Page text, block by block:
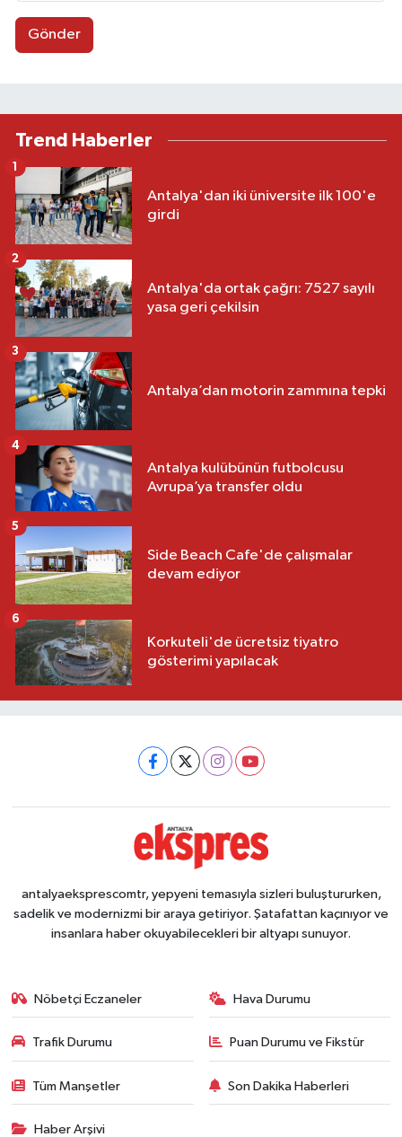
Gönder
Trend Haberler
Antalya'dan iki üniversite ilk 100'e
girdi
1
Antalya'da ortak çağrı: 7527 sayılı
yasa geri çekilsin
2
Antalya’dan motorin zammına tepki
3
Antalya kulübünün futbolcusu
Avrupa’ya transfer oldu
4
Side Beach Cafe'de çalışmalar
devam ediyor
5
Korkuteli'de ücretsiz tiyatro
gösterimi yapılacak
6
antalyaeksprescomtr, yepyeni temasıyla sizleri buluştururken,
sadelik ve modernizmi bir araya getiriyor. Şatafattan kaçınıyor ve
insanlara haber okuyabilecekleri bir altyapı sunuyor.
Nöbetçi Eczaneler Hava Durumu
Trafik Durumu Puan Durumu ve Fikstür
Tüm Manşetler Son Dakika Haberleri
Haber Arşivi